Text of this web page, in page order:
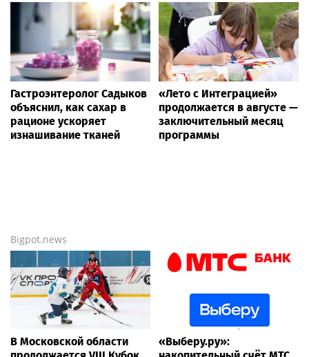
Гастроэнтеролог Садыков
объяснил, как сахар в
рационе ускоряет
изнашивание тканей
«Лето с Интеграцией»
продолжается в августе —
заключительный месяц
программы
Bigpot.news
В Московской области
«Выберу.ру»: